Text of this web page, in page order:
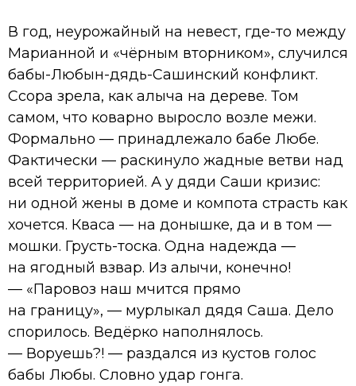
В год, неурожайный на невест, где-то между
Марианной и «чёрным вторником», случился
бабы-Любын-дядь-Сашинский конфликт.
Ссора зрела, как алыча на дереве. Том
самом, что коварно выросло возле межи.
Формально — принадлежало бабе Любе.
Фактически — раскинуло жадные ветви над
всей территорией. А у дяди Саши кризис:
ни одной жены в доме и компота страсть как
хочется. Кваса — на донышке, да и в том —
мошки. Грусть-тоска. Одна надежда —
на ягодный взвар. Из алычи, конечно!
— «Паровоз наш мчится прямо
на границу», — мурлыкал дядя Саша. Дело
спорилось. Ведёрко наполнялось.
— Воруешь?! — раздался из кустов голос
бабы Любы. Словно удар гонга.